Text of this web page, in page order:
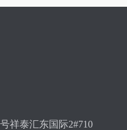
祥泰汇东国际2#710